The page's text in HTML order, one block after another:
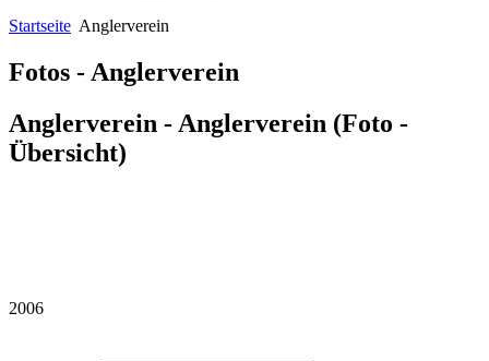
Startseite Anglerverein
Fotos - Anglerverein
Anglerverein - Anglerverein (Foto -
Übersicht)
2006